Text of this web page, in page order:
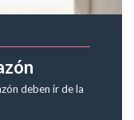
deben ir de la